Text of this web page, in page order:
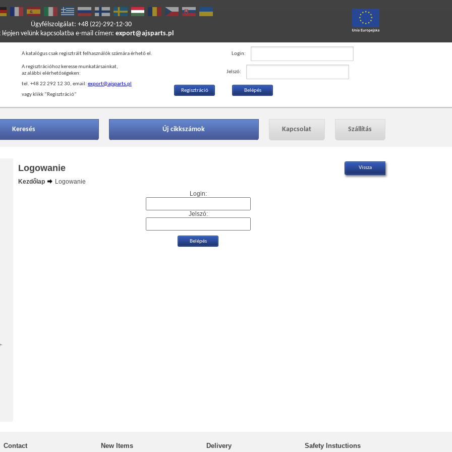
velünk kapcsolatba e-mail címen: export@ajsparts.pl
Ügyfélszolgálat: +48 (22)-292-12-30
A katalógus csak regisztrált felhasználók számára érhető el.
A regisztrációhoz keresse munkatársainkat,
az alábbi elérhetőségeken:
tel. +48 22 292 12 30, email: export@ajsparts.pl
vagy klikk ”Regisztráció”
Login:
Jelszó:
Regisztráció
Keresés Új cikkszámok Kapcsolat Szállítás
Logowanie
Kezdőlap
Logowanie
Login:
Jelszó:
Contact New Items Delivery Safety Instuctions